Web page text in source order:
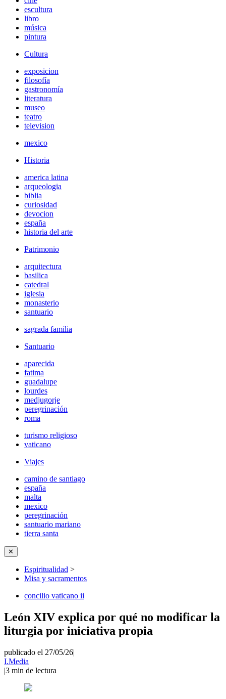
escultura
libro
música
pintura
Cultura
exposicion
filosofía
gastronomía
literatura
museo
teatro
television
mexico
Historia
america latina
arqueologia
biblia
curiosidad
devocion
españa
historia del arte
Patrimonio
arquitectura
basilica
catedral
iglesia
monasterio
santuario
sagrada familia
Santuario
aparecida
fatima
guadalupe
lourdes
medjugorje
peregrinación
roma
turismo religioso
vaticano
Viajes
camino de santiago
españa
malta
mexico
peregrinación
santuario mariano
tierra santa
✕
Espiritualidad >
Misa y sacramentos
concilio vaticano ii
León XIV explica por qué no modificar la
liturgia por iniciativa propia
publicado el 27/05/26|
I.Media
|3 min de lectura